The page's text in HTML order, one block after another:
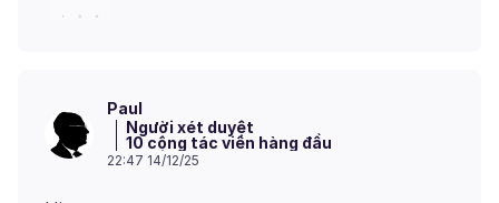
Paul
Người xét duyệt
10 cộng tác viên hàng đầu
22:47 14/12/25